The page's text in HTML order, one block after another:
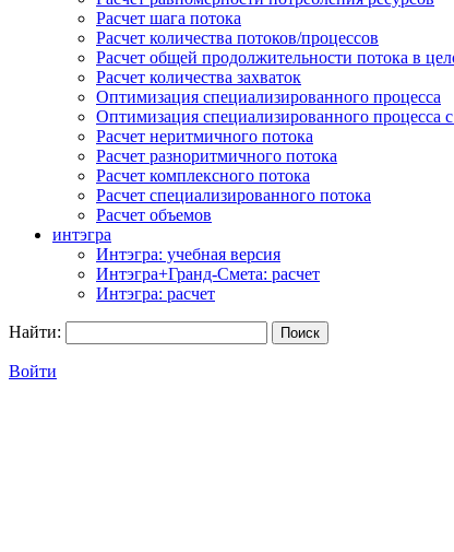
Расчет шага потока
Расчет количества потоков/процессов
Расчет общей продолжительности потока в
Расчет количества захваток
Оптимизация специализированного процесса
Оптимизация специализированного процесса
Расчет неритмичного потока
Расчет разноритмичного потока
Расчет комплексного потока
Расчет специализированного потока
Расчет объемов
интэгра
Интэгра: учебная версия
Интэгра+Гранд-Смета: расчет
Интэгра: расчет
Найти:
Войти